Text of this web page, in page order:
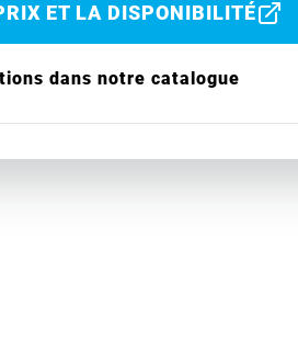
ET LA DISPONIBILITÉ
dans notre catalogue